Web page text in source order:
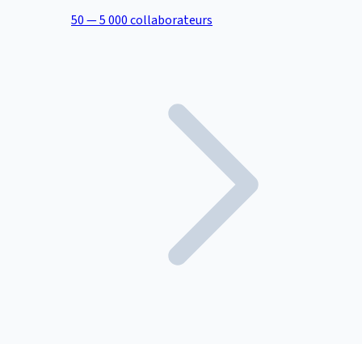
50 — 5 000 collaborateurs